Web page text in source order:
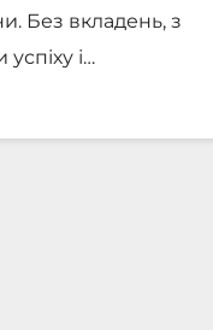
Без вкладень, з
і…